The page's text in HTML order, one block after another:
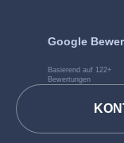
Google
Basierend auf 122+
Bewertungen